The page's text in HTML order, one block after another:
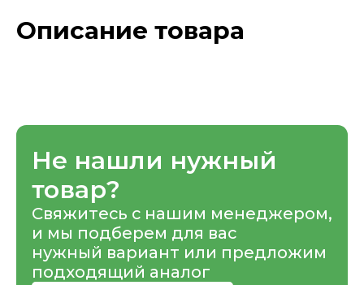
Описание товара
Не нашли нужный
товар?
Свяжитесь с нашим менеджером,
и мы подберем для вас
нужный вариант или предложим
подходящий аналог